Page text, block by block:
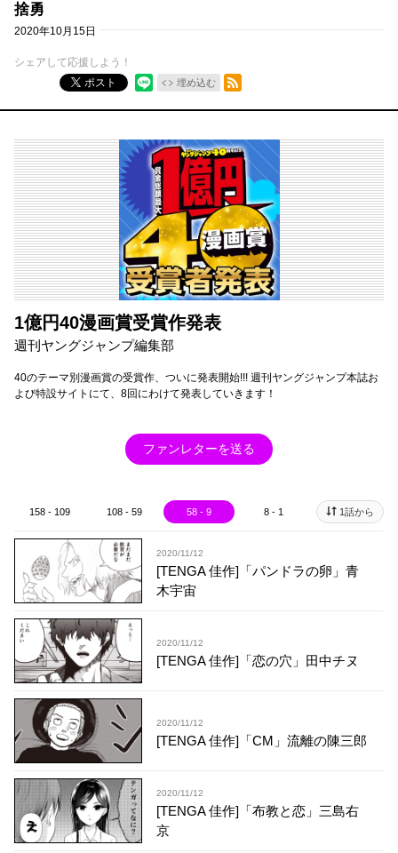
捨勇
2020年10月15日
シェアして応援しよう！
ポスト
埋め込む
RSSフィード
1億円40漫画賞受賞作発表
週刊ヤングジャンプ編集部
40のテーマ別漫画賞の受賞作、ついに発表開始!!! 週刊ヤングジャンプ本誌お
よび特設サイトにて、8回にわけて発表していきます！
ファンレターを送る
158 - 109 108 - 59 58 - 9 8 - 1 1話から
2020/11/12
[TENGA 佳作]「パンドラの卵」青
木宇宙
2020/11/12
[TENGA 佳作]「恋の穴」田中チヌ
2020/11/12
[TENGA 佳作]「CM」流離の陳三郎
2020/11/12
[TENGA 佳作]「布教と恋」三島右
京